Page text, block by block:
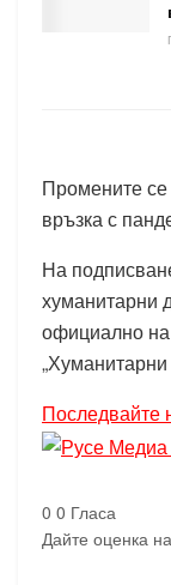
Промените
връзка с
На
хуманитарни
официално на
Последвайте
0 0 Гласа
Дайте оценка